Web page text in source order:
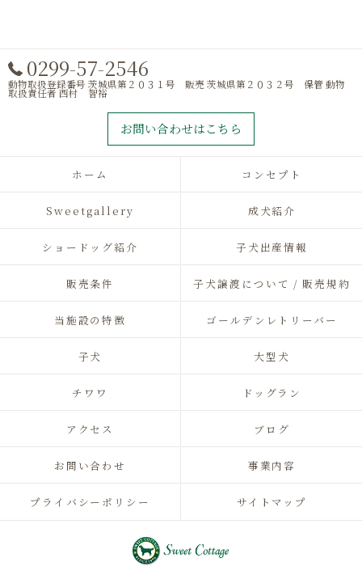
0299-57-2546
動物取扱登録番号 茨城県第２０３１号 販売 茨城県第２０３２号 保管 動物
取扱責任者 西村 智裕
お問い合わせはこちら
ホーム コンセプト
Sweetgallery 成犬紹介
ショードッグ紹介 子犬出産情報
販売条件 子犬譲渡について / 販売規約
当施設の特徴 ゴールデンレトリーバー
子犬 大型犬
チワワ ドッグラン
アクセス ブログ
お問い合わせ 事業内容
プライバシーポリシー サイトマップ